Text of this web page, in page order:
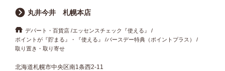
お知らせ
ワコールウェブストア
丸井今井 札幌本店
デパート・百貨店 エッセンスチェック『使える』
ポイントが『貯まる』・『使える』
バースデー特典（ポイントプラス）
取り置き・取り寄せ
北海道札幌市中央区南1条西2-11